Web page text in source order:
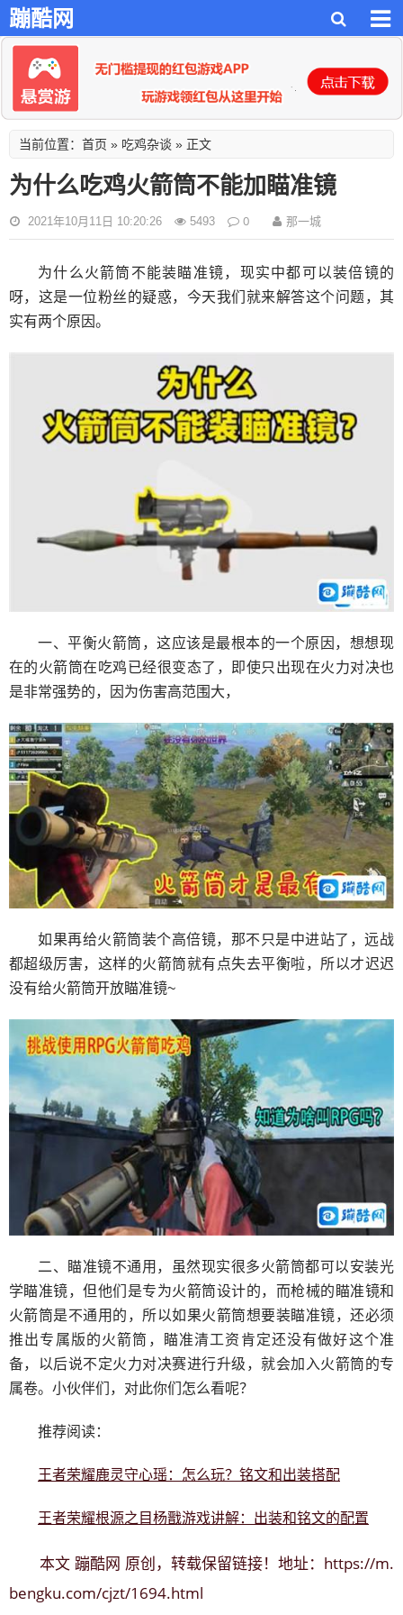
蹦酷网
当前位置： 首页 » 吃鸡杂谈 » 正文
为什么吃鸡火箭筒不能加瞄准镜
2021年10月11日 10:20:26 5493 0 那一城
为什么火箭筒不能装瞄准镜，现实中都可以装倍镜的
呀，这是一位粉丝的疑惑，今天我们就来解答这个问题，其
实有两个原因。
一、平衡火箭筒，这应该是最根本的一个原因，想想现
在的火箭筒在吃鸡已经很变态了，即使只出现在火力对决也
是非常强势的，因为伤害高范围大，
如果再给火箭筒装个高倍镜，那不只是中进站了，远战
都超级厉害，这样的火箭筒就有点失去平衡啦，所以才迟迟
没有给火箭筒开放瞄准镜~
二、瞄准镜不通用，虽然现实很多火箭筒都可以安装光
学瞄准镜，但他们是专为火箭筒设计的，而枪械的瞄准镜和
火箭筒是不通用的，所以如果火箭筒想要装瞄准镜，还必须
推出专属版的火箭筒，瞄准清工资肯定还没有做好这个准
备，以后说不定火力对决赛进行升级，就会加入火箭筒的专
属卷。小伙伴们，对此你们怎么看呢？
推荐阅读：
王者荣耀鹿灵守心瑶：怎么玩？铭文和出装搭配
王者荣耀根源之目杨戬游戏讲解：出装和铭文的配置
本文 蹦酷网 原创，转载保留链接！地址： https://m.
bengku.com/cjzt/1694.html